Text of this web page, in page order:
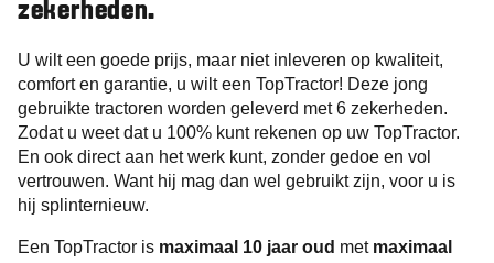
zekerheden.
U wilt een goede prijs, maar niet inleveren op kwaliteit,
comfort en garantie, u wilt een TopTractor! Deze jong
gebruikte tractoren worden geleverd met 6 zekerheden.
Zodat u weet dat u 100% kunt rekenen op uw TopTractor.
En ook direct aan het werk kunt, zonder gedoe en vol
vertrouwen. Want hij mag dan wel gebruikt zijn, voor u is
hij splinternieuw.
Een TopTractor is maximaal 10 jaar oud met maximaal